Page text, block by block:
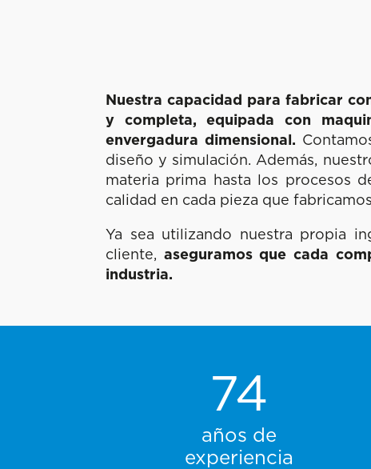
Nuestra capacidad para fabricar
y completa, equipada con
envergadura dimensional.
diseño y simulación. Además,
materia prima hasta los procesos
calidad en cada pieza que
Ya sea utilizando nuestra propia
cliente, aseguramos que cada
industria.
74
años de
experiencia